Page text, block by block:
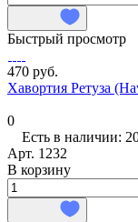
Быстрый просмотр
470 руб.
Хавортия Ретуза
0
Есть в наличии:
Арт. 1232
В корзину